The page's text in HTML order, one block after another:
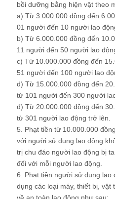
bồi dưỡng bằng hiện vật theo
a) Từ 3.000.000 đồng đến
01 người đến 10 người lao
b) Từ 6.000.000 đồng đến
11 người đến 50 người lao
c) Từ 10.000.000 đồng đến
51 người đến 100 người lao
d) Từ 15.000.000 đồng đến
từ 101 người đến 300 người
đ) Từ 20.000.000 đồng đến
từ 301 người lao động trở lên.
5. Phạt tiền từ 10.000.000
với người sử dụng lao động
trị chu đáo người lao động bị
đối với mỗi người lao động.
6. Phạt tiền người sử dụng lao
dụng các loại máy, thiết bị, vật